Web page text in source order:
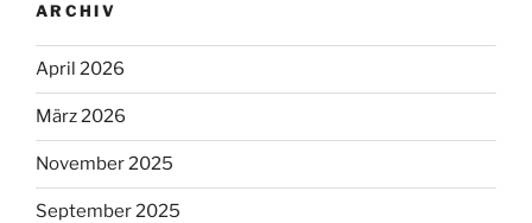
ARCHIV
April 2026
März 2026
November 2025
September 2025